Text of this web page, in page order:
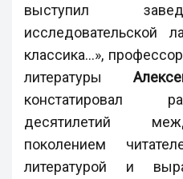
выступил
исследовательской
классика...»,
литературы
констатировал
десятилетий
поколением
литературой и